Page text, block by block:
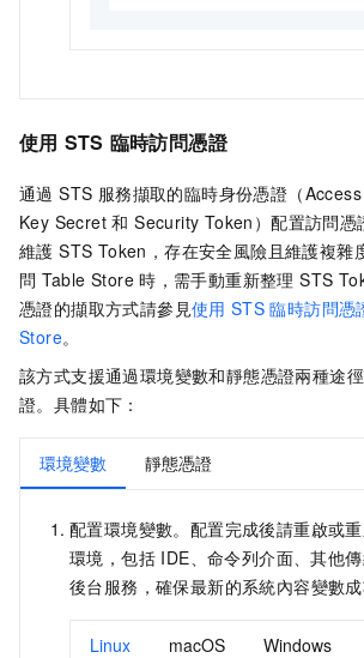
使用 STS 臨時訪問憑證
通過 STS 服務擷取的臨時身份憑證（
Key Secret 和 Security Token）配置訪問憑
維護 STS Token，存在安全風險且維護複雜
問 Table Store 時，需手動重新整理 STS
憑證的擷取方式請參見使用 STS 臨時訪問憑
Store。
該方式支援通過環境變數和靜態憑證兩種途
證。具體如下：
環境變數 靜態憑證
配置環境變數。配置完成後請重啟或
環境，包括 IDE、命令列介面、其他
後台服務，確保最新的系統內容變數成
Linux macOS Windows